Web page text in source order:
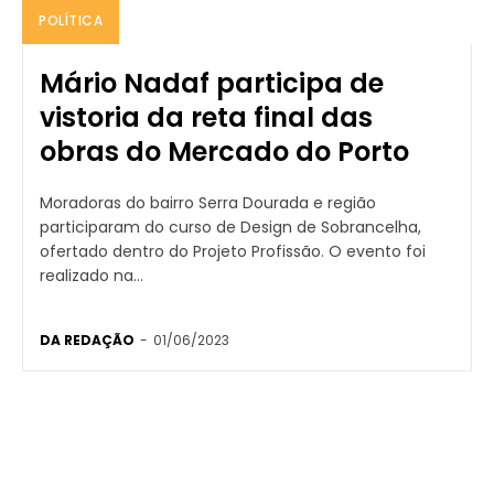
POLÍTICA
Mário Nadaf participa de
vistoria da reta final das
obras do Mercado do Porto
Moradoras do bairro Serra Dourada e região
participaram do curso de Design de Sobrancelha,
ofertado dentro do Projeto Profissão. O evento foi
realizado na...
DA REDAÇÃO - 01/06/2023